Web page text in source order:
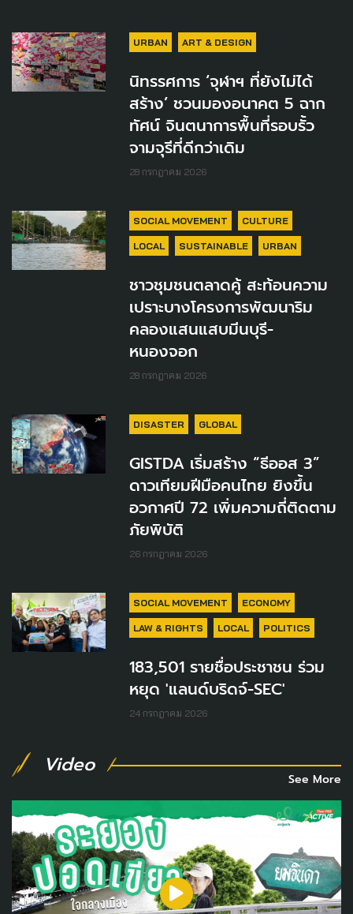
URBAN ART & DESIGN
นิทรรศการ ‘จุฬาฯ ที่ยังไม่ได้
สร้าง’ ชวนมองอนาคต 5 ฉาก
ทัศน์ จินตนาการพื้นที่รอบรั้ว
จามจุรีที่ดีกว่าเดิม
28 กรกฎาคม 2026
SOCIAL MOVEMENT CULTURE
LOCAL SUSTAINABLE URBAN
ชาวชุมชนตลาดคู้ สะท้อนความ
เปราะบางโครงการพัฒนาริม
คลองแสนแสบมีนบุรี-
หนองจอก
28 กรกฎาคม 2026
DISASTER GLOBAL
GISTDA เริ่มสร้าง “ธีออส 3”
ดาวเทียมฝีมือคนไทย ยิงขึ้น
อวกาศปี 72 เพิ่มความถี่ติดตาม
ภัยพิบัติ
26 กรกฎาคม 2026
SOCIAL MOVEMENT ECONOMY
LAW & RIGHTS LOCAL POLITICS
183,501 รายชื่อประชาชน ร่วม
หยุด 'แลนด์บริดจ์-SEC'
24 กรกฎาคม 2026
Video
See More